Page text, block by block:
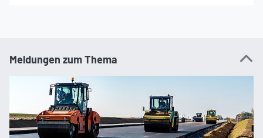
Meldungen zum Thema